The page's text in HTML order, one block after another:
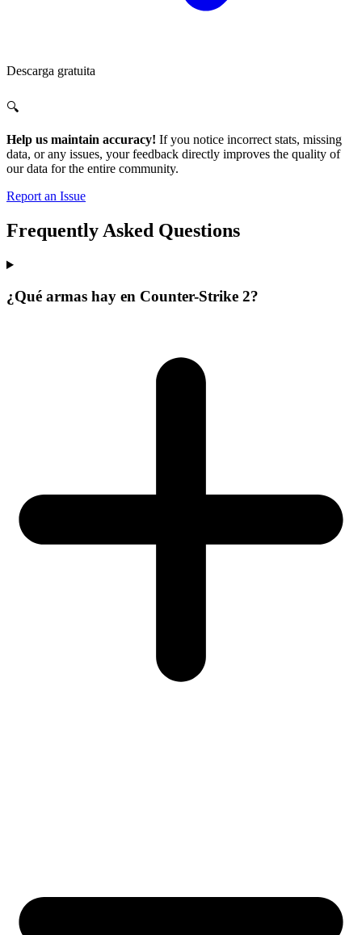
Descarga gratuita
🔍
Help us maintain accuracy! If you notice incorrect stats, missing
data, or any issues, your feedback directly improves the quality of
our data for the entire community.
Report an Issue
Frequently Asked Questions
¿Qué armas hay en Counter-Strike 2?